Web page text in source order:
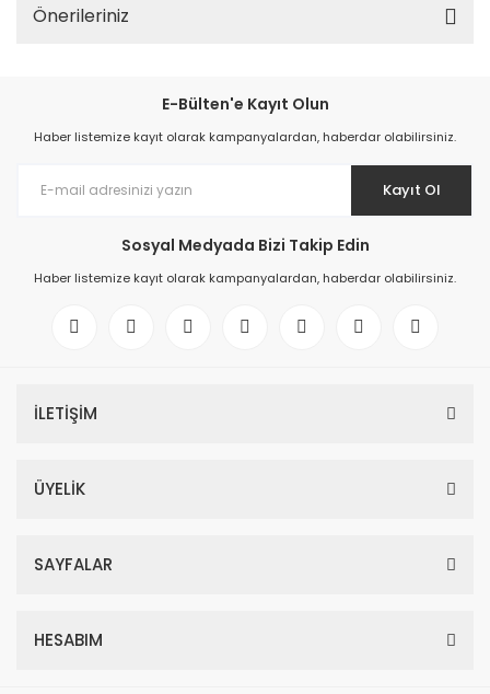
Önerileriniz
E-Bülten'e Kayıt Olun
Haber listemize kayıt olarak kampanyalardan, haberdar olabilirsiniz.
Kayıt Ol
Sosyal Medyada Bizi Takip Edin
Haber listemize kayıt olarak kampanyalardan, haberdar olabilirsiniz.
İLETİŞİM
ÜYELİK
SAYFALAR
HESABIM